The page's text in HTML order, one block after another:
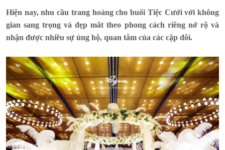
Hiện nay, nhu cầu trang hoàng cho buổi Tiệc Cưới với không
gian sang trọng và đẹp mắt theo phong cách riêng nở rộ và
nhận được nhiều sự ủng hộ, quan tâm của các cặp đôi.